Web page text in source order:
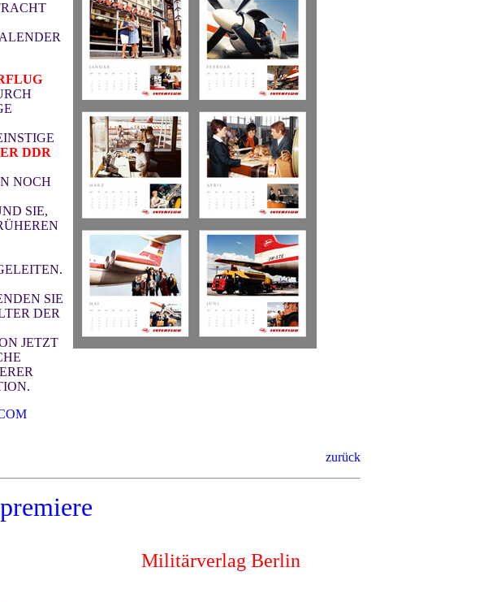
DDR
NOCH
SIE,
SIE
DER
JETZT
zurück
Militärverlag Berlin